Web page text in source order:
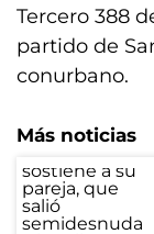
Tercero 388
partido de
conurbano.
Más noticias